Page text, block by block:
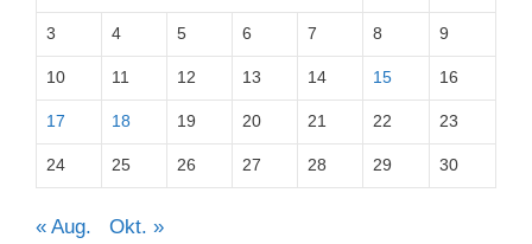
3 4 5 6 7 8 9
10 11 12 13 14 15 16
17 18 19 20 21 22 23
24 25 26 27 28 29 30
« Aug. Okt. »